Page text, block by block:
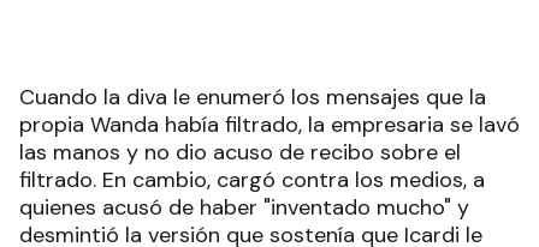
Cuando la diva le enumeró los mensajes que la
propia Wanda había filtrado, la empresaria se lavó
las manos y no dio acuso de recibo sobre el
filtrado. En cambio, cargó contra los medios, a
quienes acusó de haber "inventado mucho" y
desmintió la versión que sostenía que Icardi le